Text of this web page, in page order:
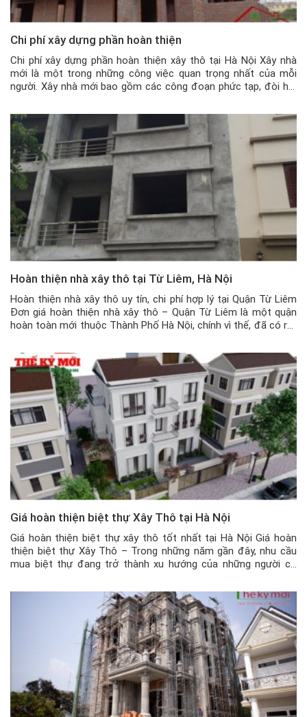
Chi phí xây dựng phần hoàn thiện
Chi phí xây dựng phần hoàn thiện xây thô tại Hà Nội Xây nhà
mới là một trong những công việc quan trọng nhất của mỗi
người. Xây nhà mới bao gồm các công đoạn phức tạp, đòi hỏi
được đơn […]
Hoàn thiện nhà xây thô tại Từ Liêm, Hà Nội
Hoàn thiện nhà xây thô uy tín, chi phí hợp lý tại Quận Từ Liêm
Đơn giá hoàn thiện nhà xây thô – Quận Từ Liêm là một quận
hoàn toàn mới thuộc Thành Phố Hà Nội, chính vì thế, đã có rất
Giá hoàn thiện biệt thự Xây Thô tại Hà Nội
Giá hoàn thiện biệt thự xây thô tốt nhất tại Hà Nội Giá hoàn
thiện biệt thự Xây Thô – Trong những năm gần đây, nhu cầu
mua biệt thự đang trở thành xu hướng của những người có
đầu tư xây […]